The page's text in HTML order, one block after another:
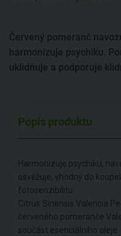
Červený pomeranč
harmonizuje psychiku.
uklidňuje a podporuje
Popis produktu
Harmonizuje psychiku,
osvěžuje, vhodný do
fotosenzibilitu.
Citrus Sinensis Valencia
červeného pomeranče
součást esenciálního oleje